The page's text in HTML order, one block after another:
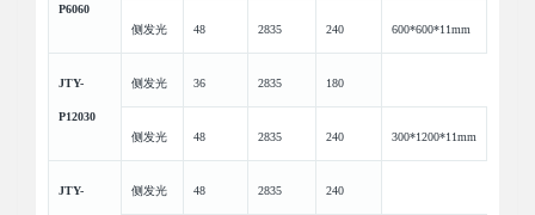
P6060
侧发光 48 2835 240 600*600*11mm
JTY-
P12030
侧发光 36 2835 180
侧发光 48 2835 240 300*1200*11mm
JTY- 侧发光 48 2835 240